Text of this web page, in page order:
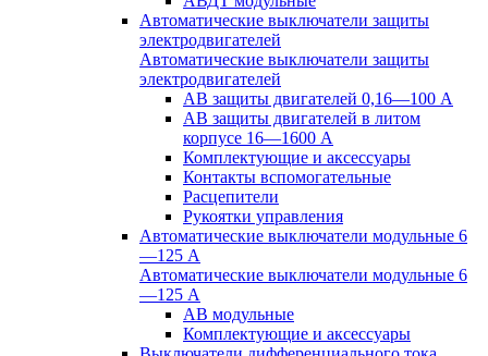
Автоматические выключатели защиты
электродвигателей
Автоматические выключатели защиты
электродвигателей
АВ защиты двигателей 0,16—100 А
АВ защиты двигателей в литом
корпусе 16—1600 А
Комплектующие и аксессуары
Контакты вспомогательные
Расцепители
Рукоятки управления
Автоматические выключатели модульные 6
—125 А
Автоматические выключатели модульные 6
—125 А
АВ модульные
Комплектующие и аксессуары